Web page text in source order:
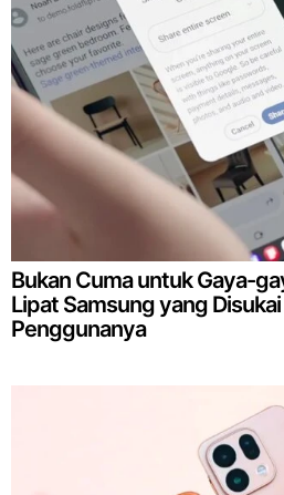
Bukan Cuma untuk Gaya-
Lipat Samsung yang
Penggunanya